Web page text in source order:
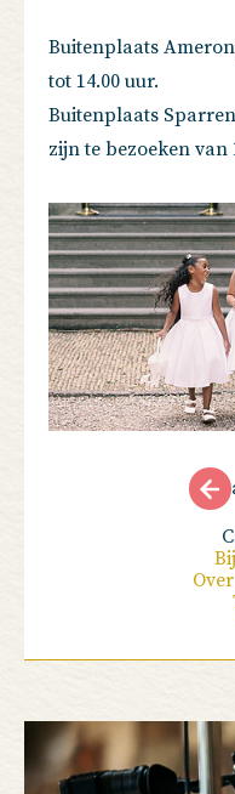
Buitenplaats
tot 14.00 uur.
Buitenplaats
zijn te bezoeken van